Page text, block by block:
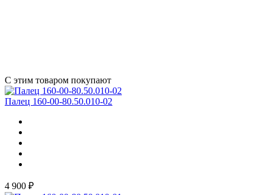
С этим товаром покупают
Палец 160-00-80.50.010-02
4 900 ₽